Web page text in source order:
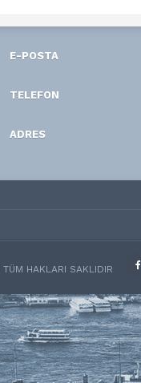
E-POSTA
TELEFON
ADRES
TÜM HAKLARI SAKLIDIR